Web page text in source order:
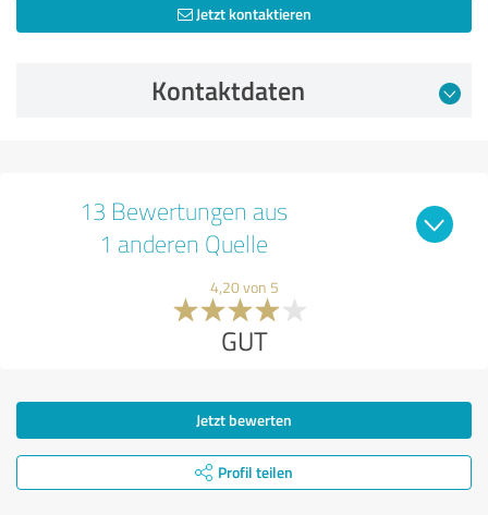
Jetzt kontaktieren
Kontaktdaten
13 Bewertungen aus
1 anderen Quelle
4,20 von 5
GUT
Jetzt bewerten
Profil teilen